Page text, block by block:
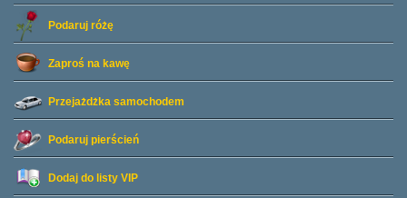
Podaruj różę
Zaproś na kawę
Przejażdżka samochodem
Podaruj pierścień
Dodaj do listy VIP